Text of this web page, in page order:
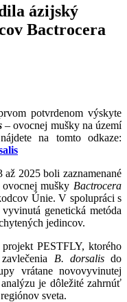
ázijský
Bactrocera
potvrdenom výskyte
– ovocnej mušky na území
na tomto odkaze:
2025 boli zaznamenané
mušky Bactrocera
Únie. V spolupráci s
genetická metóda
jedincov.
PESTFLY, ktorého
B. dorsalisdo
vrátane novovyvinutej
je dôležité zahrnúť
sveta.